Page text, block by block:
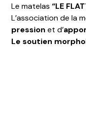
Le matelas “LE
L’association de la
pression et d’
Le soutien